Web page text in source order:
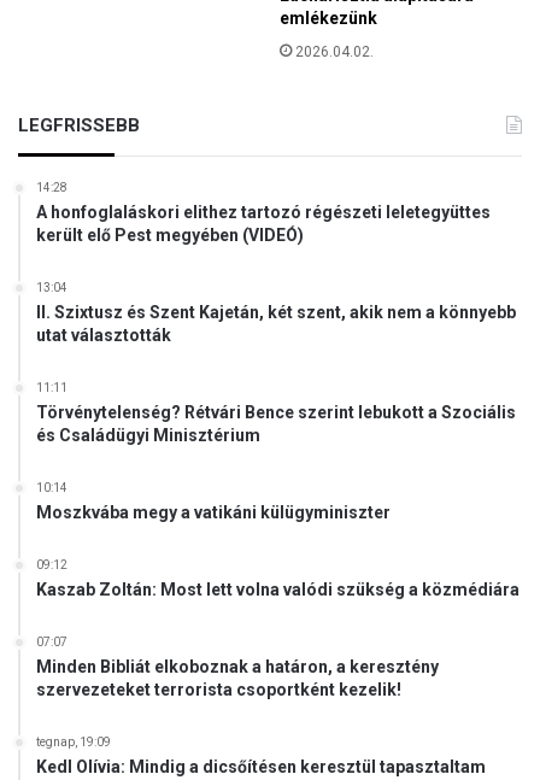
c
i
emlékezünk
2026.04.02.
LEGFRISSEBB
14:28
A honfoglaláskori elithez tartozó régészeti leletegyüttes
került elő Pest megyében (VIDEÓ)
13:04
II. Szixtusz és Szent Kajetán, két szent, akik nem a könnyebb
utat választották
11:11
Törvénytelenség? Rétvári Bence szerint lebukott a Szociális
és Családügyi Minisztérium
10:14
Moszkvába megy a vatikáni külügyminiszter
09:12
Kaszab Zoltán: Most lett volna valódi szükség a közmédiára
07:07
Minden Bibliát elkoboznak a határon, a keresztény
szervezeteket terrorista csoportként kezelik!
tegnap, 19:09
Kedl Olívia: Mindig a dicsőítésen keresztül tapasztaltam